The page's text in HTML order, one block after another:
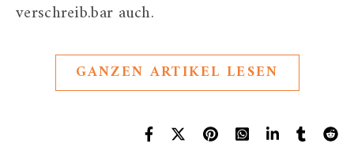
verschreib.bar auch.
GANZEN ARTIKEL LESEN